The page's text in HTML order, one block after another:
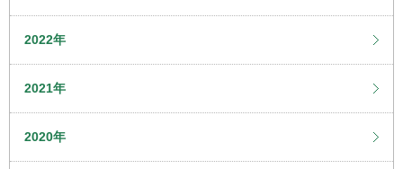
2022年
2021年
2020年